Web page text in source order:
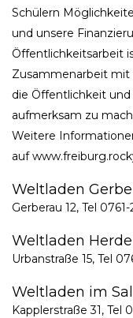
Schülern
und unsere
Öffentlichkeitsarbeit
Zusammenarbeit mit
die Öffentlichkeit und
aufmerksam zu
Weitere
auf
Weltladen
Gerberau 12, Tel
Weltladen
Urbanstraße 15, Tel
Weltladen im
Kapplerstraße 31, Tel